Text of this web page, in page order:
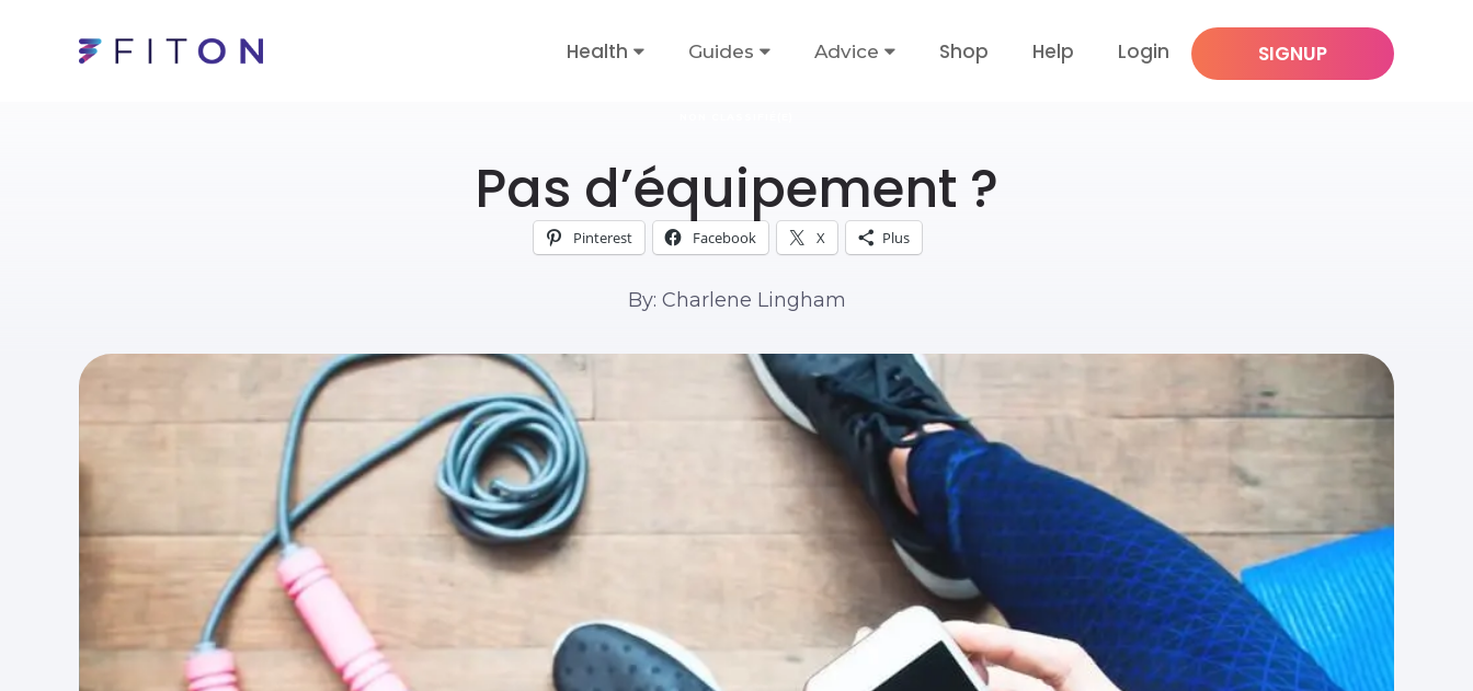
Health Guides Advice Shop Help Login SIGNUP
Pas d’équipement ?
Pinterest Facebook X Plus
By: Charlene Lingham